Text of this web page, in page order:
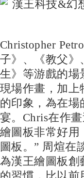
Christopher
子》、《教父》
生》等游戲的場
現場作畫，加上
的印象，為在場
宴。Chris在作
繪圖板非常好用
圖板。” 周煊在
為漢王繪圖板創